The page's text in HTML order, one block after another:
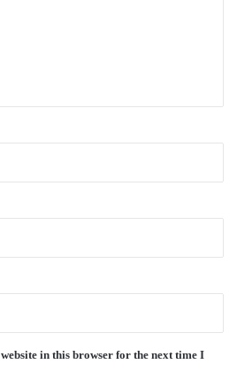
in this browser for the next time I